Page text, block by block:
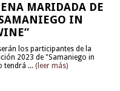
MARIDADA DE
IN
los participantes de la
2023 de "Samaniego in
tendrá ... (leer más)